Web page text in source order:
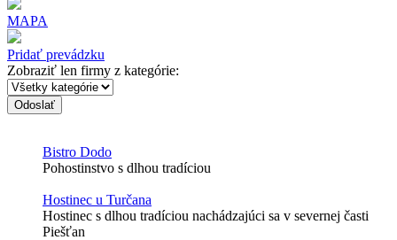
MAPA
Pridať prevádzku
Zobraziť len firmy z kategórie:
Odoslať
Bistro Dodo
Pohostinstvo s dlhou tradíciou
Hostinec u Turčana
Hostinec s dlhou tradíciou nachádzajúci sa v severnej časti
Piešťan